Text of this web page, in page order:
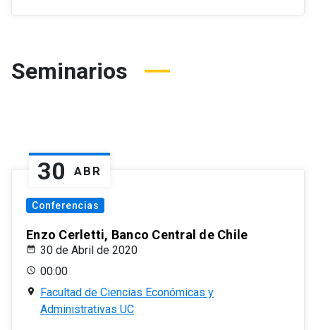
Seminarios
30 ABR
Conferencias
Enzo Cerletti, Banco Central de Chile
30 de Abril de 2020
00:00
Facultad de Ciencias Económicas y
Administrativas UC